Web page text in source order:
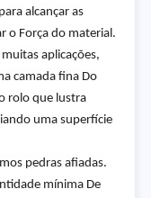
alcançar as
o Força do material.
aplicações,
camada fina Do
rolo que lustra
uma superfície
pedras afiadas.
mínima De